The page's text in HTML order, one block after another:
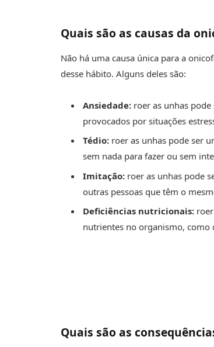
Quais são as causas da
Não há uma causa única para a
desse hábito. Alguns deles são:
Ansiedade: roer as unhas
provocados por situações
Tédio: roer as unhas pode ser
sem nada para fazer ou sem
Imitação: roer as unhas pode
outras pessoas que têm o
Deficiências nutricionais:
nutrientes no organismo, como
Quais são as